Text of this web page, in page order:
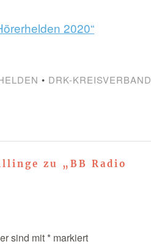
2020“
• DRK-KREISVERBAND
zu „BB Radio
sind mit * markiert